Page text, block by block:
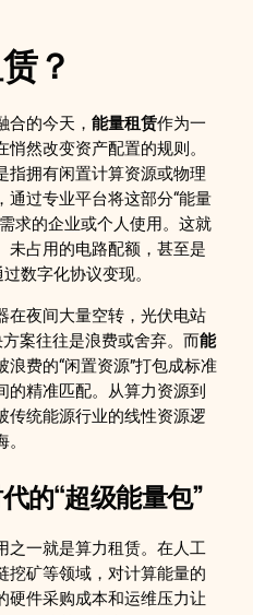
？
合的今天，能量租赁作为一
然改变资产配置的规则。
指拥有闲置计算资源或物理
通过专业平台将这部分“能量
求的企业或个人使用。这就
未占用的电路配额，甚至是
数字化协议变现。
在夜间大量空转，光伏电站
案往往是浪费或舍弃。而能
浪费的“闲置资源”打包成标准
的精准匹配。从算力资源到
传统能源行业的线性资源逻
的“超级能量包”
之一就是算力租赁。在人工
挖矿等领域，对计算能量的
硬件采购成本和运维压力让